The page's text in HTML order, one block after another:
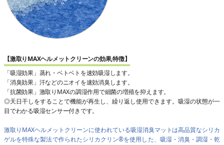
【激取りMAXヘルメットクリーンの効果,特徴】
「吸湿効果」蒸れ・ベトベトを速効吸湿します。
「消臭効果」汗などのニオイを速効消臭します。
「抗菌効果」激取りMAXの調湿作用で細菌の増殖を抑えます。
◎天日干しをすることで機能が再生し、繰り返し使用できます。吸湿の状態が一
目でわかる吸湿センサー付きです。
激取りMAXヘルメットクリーンに使われている吸湿消臭マットは高品質なシリカ
ゲルを特殊な製法で作られたシリカクリン®を使用した、吸湿・消臭・調湿・乾